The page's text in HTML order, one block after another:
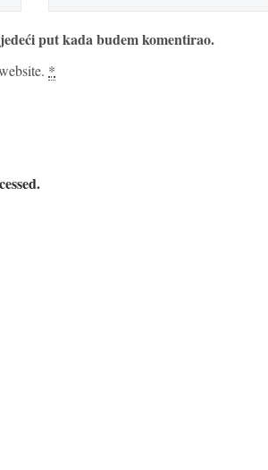
put kada budem komentirao.
*